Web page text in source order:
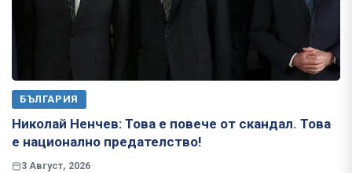
БЪЛГАРИЯ
Николай Ненчев: Това е повече от скандал. Това
е национално предателство!
3 Август, 2026